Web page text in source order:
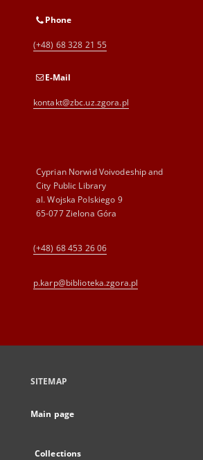
Phone
(+48) 68 328 21 55
E-Mail
kontakt@zbc.uz.zgora.pl
Cyprian Norwid Voivodeship and
City Public Library
al. Wojska Polskiego 9
65-077 Zielona Góra
(+48) 68 453 26 06
p.karp@biblioteka.zgora.pl
SITEMAP
Main page
Collections